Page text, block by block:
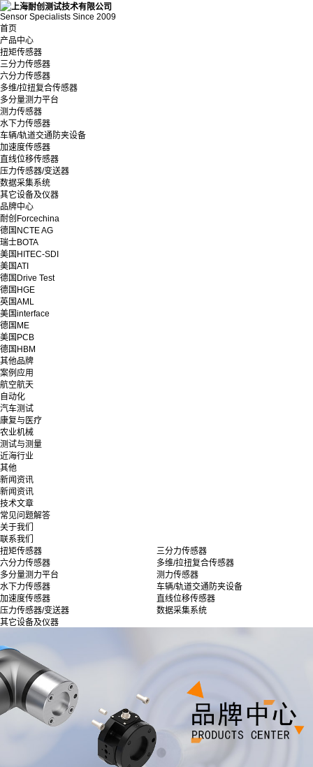
Sensor Specialists Since 2009
首页
产品中心
扭矩传感器
三分力传感器
六分力传感器
多维/拉扭复合传感器
多分量测力平台
测力传感器
水下力传感器
车辆/轨道交通防夹设备
加速度传感器
直线位移传感器
压力传感器/变送器
数据采集系统
其它设备及仪器
品牌中心
耐创Forcechina
德国NCTE AG
瑞士BOTA
美国HITEC-SDI
美国ATI
德国Drive Test
德国HGE
英国AML
美国interface
德国ME
美国PCB
德国HBM
其他品牌
案例应用
航空航天
自动化
汽车测试
康复与医疗
农业机械
测试与测量
近海行业
其他
新闻资讯
新闻资讯
技术文章
常见问题解答
关于我们
联系我们
扭矩传感器
三分力传感器
六分力传感器
多维/拉扭复合传感器
多分量测力平台
测力传感器
水下力传感器
车辆/轨道交通防夹设备
加速度传感器
直线位移传感器
压力传感器/变送器
数据采集系统
其它设备及仪器